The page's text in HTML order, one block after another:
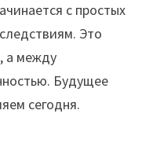
с простых
Это
а между
Будущее
сегодня.